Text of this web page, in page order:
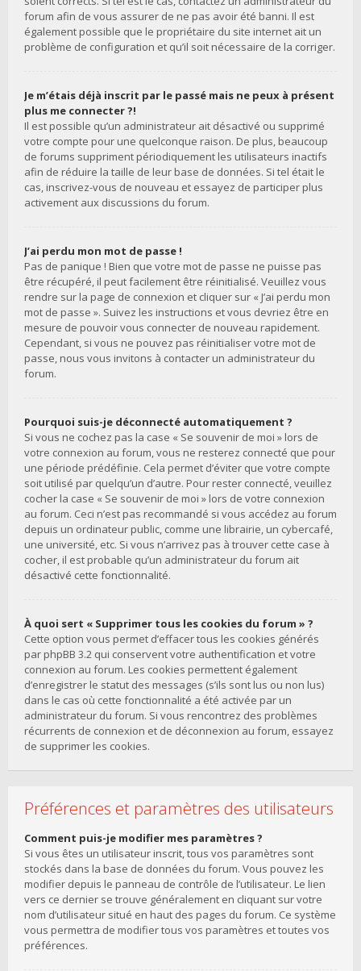
forum afin de vous assurer de ne pas avoir été banni. Il est
également possible que le propriétaire du site internet ait un
problème de configuration et qu’il soit nécessaire de la corriger.
Je m’étais déjà inscrit par le passé mais ne peux à présent
plus me connecter ?!
Il est possible qu’un administrateur ait désactivé ou supprimé
votre compte pour une quelconque raison. De plus, beaucoup
de forums suppriment périodiquement les utilisateurs inactifs
afin de réduire la taille de leur base de données. Si tel était le
cas, inscrivez-vous de nouveau et essayez de participer plus
activement aux discussions du forum.
J’ai perdu mon mot de passe !
Pas de panique ! Bien que votre mot de passe ne puisse pas
être récupéré, il peut facilement être réinitialisé. Veuillez vous
rendre sur la page de connexion et cliquer sur « J’ai perdu mon
mot de passe ». Suivez les instructions et vous devriez être en
mesure de pouvoir vous connecter de nouveau rapidement.
Cependant, si vous ne pouvez pas réinitialiser votre mot de
passe, nous vous invitons à contacter un administrateur du
forum.
Pourquoi suis-je déconnecté automatiquement ?
Si vous ne cochez pas la case « Se souvenir de moi » lors de
votre connexion au forum, vous ne resterez connecté que pour
une période prédéfinie. Cela permet d’éviter que votre compte
soit utilisé par quelqu’un d’autre. Pour rester connecté, veuillez
cocher la case « Se souvenir de moi » lors de votre connexion
au forum. Ceci n’est pas recommandé si vous accédez au forum
depuis un ordinateur public, comme une librairie, un cybercafé,
une université, etc. Si vous n’arrivez pas à trouver cette case à
cocher, il est probable qu’un administrateur du forum ait
désactivé cette fonctionnalité.
À quoi sert « Supprimer tous les cookies du forum » ?
Cette option vous permet d’effacer tous les cookies générés
par phpBB 3.2 qui conservent votre authentification et votre
connexion au forum. Les cookies permettent également
d’enregistrer le statut des messages (s’ils sont lus ou non lus)
dans le cas où cette fonctionnalité a été activée par un
administrateur du forum. Si vous rencontrez des problèmes
récurrents de connexion et de déconnexion au forum, essayez
de supprimer les cookies.
Préférences et paramètres des utilisateurs
Comment puis-je modifier mes paramètres ?
Si vous êtes un utilisateur inscrit, tous vos paramètres sont
stockés dans la base de données du forum. Vous pouvez les
modifier depuis le panneau de contrôle de l’utilisateur. Le lien
vers ce dernier se trouve généralement en cliquant sur votre
nom d’utilisateur situé en haut des pages du forum. Ce système
vous permettra de modifier tous vos paramètres et toutes vos
préférences.